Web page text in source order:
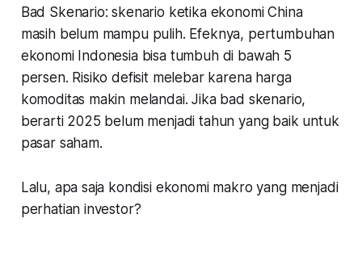
Bad Skenario:skenario ketika ekonomi China
masih belum mampu pulih. Efeknya, pertumbuhan
ekonomi Indonesia bisa tumbuh di bawah 5
persen. Risiko defisit melebar karena harga
komoditas makin melandai. Jika bad skenario,
berarti 2025 belum menjadi tahun yang baik untuk
pasar saham.
Lalu, apa saja kondisi ekonomi makro yang menjadi
perhatian investor?